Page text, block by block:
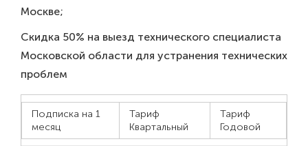
Москве;
Скидка 50% на выезд технического специалиста
Московской области для устранения технических
проблем
Подписка на 1
месяц
Тариф
Квартальный
Тариф
Годовой